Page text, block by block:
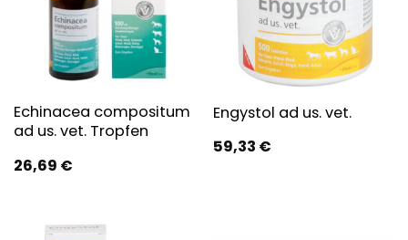
Echinacea compositum
ad us. vet. Tropfen
26,69 €
Engystol ad us. vet.
59,33 €